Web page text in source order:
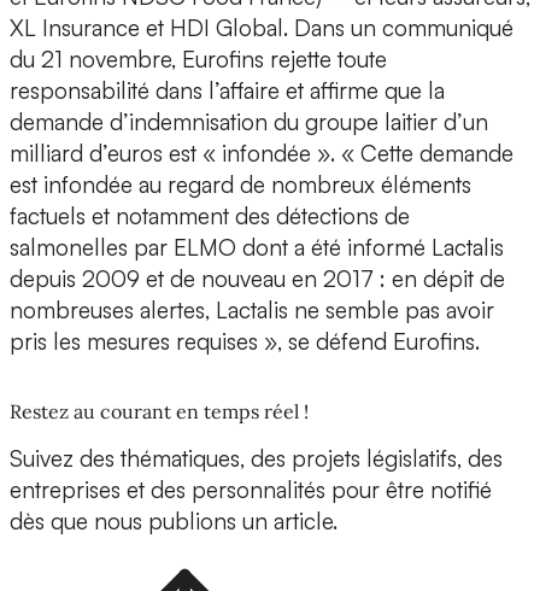
XL Insurance et HDI Global. Dans un communiqué
du 21 novembre, Eurofins rejette toute
responsabilité dans l’affaire et affirme que la
demande d’indemnisation du groupe laitier d’un
milliard d’euros est « infondée ». « Cette demande
est infondée au regard de nombreux éléments
factuels et notamment des détections de
salmonelles par ELMO dont a été informé Lactalis
depuis 2009 et de nouveau en 2017 : en dépit de
nombreuses alertes, Lactalis ne semble pas avoir
pris les mesures requises », se défend Eurofins.
Restez au courant en temps réel !
Suivez des thématiques, des projets législatifs, des
entreprises et des personnalités pour être notifié
dès que nous publions un article.